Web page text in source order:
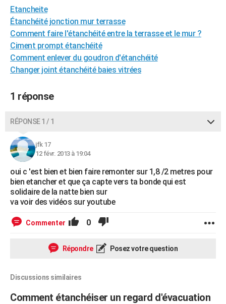
Alimentation
Guide de la santé
Maladies
Médicaments
Sommeil
VOYAGE
Destinations
City break
Voyage nature
Voyage de noces
Forum
Climat
+PHOTO
GUIDES D'ACHAT
BONS PLANS
CARTE DE VOEUX
COPAINS D'AVANT
S'inscrire
Se connecter
Lycées
Collèges
Primaires
Universités
Entreprises
Service militaire
Avis de recherche
AVIS DE DÉCÈS
FORUM
Etancheite
Étanchéité jonction mur terrasse
Comment faire l'étanchéité entre la terrasse et le mur ?
Ciment prompt étanchéité
Comment enlever du goudron d'étanchéité
Changer joint étanchéité baies vitrées
1 réponse
RÉPONSE 1 / 1
jfk 17
12 févr. 2013 à 19:04
oui c 'est bien et bien faire remonter sur 1,8 /2 metres pour
bien etancher et que ça capte vers ta bonde qui est
solidaire de la natte bien sur
va voir des vidéos sur youtube
Commenter 0
Répondre Posez votre question
Discussions similaires
Comment étanchéiser un regard d'évacuation